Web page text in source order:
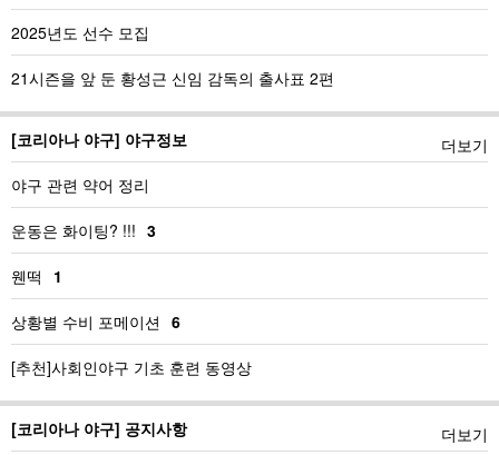
2025년도 선수 모집
21시즌을 앞 둔 황성근 신임 감독의 출사표 2편
[코리아나 야구] 야구정보
야구 관련 약어 정리
운동은 화이팅? !!! 3
웬떡 1
상황별 수비 포메이션 6
[추천]사회인야구 기초 훈련 동영상
더보기
[코리아나 야구] 공지사항 더보기